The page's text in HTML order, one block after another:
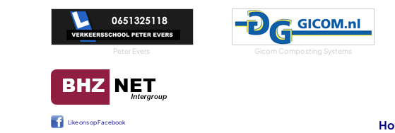
Peter Evers Gicom Composting Systems
Like ons op Facebook